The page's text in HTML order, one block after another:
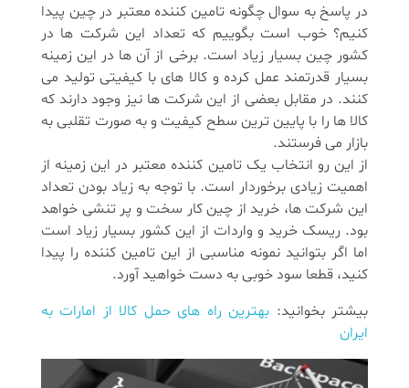
در پاسخ به سوال چگونه تامین کننده معتبر در چین پیدا
کنیم؟ خوب است بگوییم که تعداد این شرکت ها در
کشور چین بسیار زیاد است. برخی از آن ها در این زمینه
بسیار قدرتمند عمل کرده و کالا های با کیفیتی تولید می
کنند. در مقابل بعضی از این شرکت ها نیز وجود دارند که
کالا ها را با پایین ترین سطح کیفیت و به صورت تقلبی به
بازار می فرستند.
از این رو انتخاب یک تامین کننده معتبر در این زمینه از
اهمیت زیادی برخوردار است. با توجه به زیاد بودن تعداد
این شرکت ها، خرید از چین کار سخت و پر تنشی خواهد
بود. ریسک خرید و واردات از این کشور بسیار زیاد است
اما اگر بتوانید نمونه مناسبی از این تامین کننده را پیدا
کنید، قطعا سود خوبی به دست خواهید آورد.
بیشتر بخوانید:‌ بهترین راه ‌های حمل کالا از امارات به
ایران